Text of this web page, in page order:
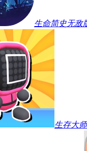
生命简史无敌
生存大